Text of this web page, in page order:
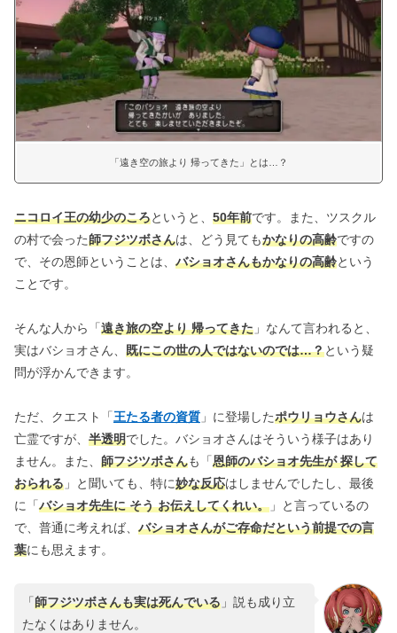
「遠き空の旅より 帰ってきた」とは…？
ニコロイ王の幼少のころというと、 50年前です。また、ツスクル
の村で会った師フジツボさんは、どう見てもかなりの高齢ですの
で、その恩師ということは、 バショオさんもかなりの高齢という
ことです。
そんな人から「遠き旅の空より 帰ってきた 」なんて言われると、
実はバショオさん、 既にこの世の人ではないのでは…？という疑
問が浮かんできます。
ただ、クエスト「王たる者の資質 」に登場したポウリョウさんは
亡霊ですが、 半透明でした。バショオさんはそういう様子はあり
ません。また、 師フジツボさんも「恩師のバショオ先生が 探して
おられる 」と聞いても、特に妙な反応はしませんでしたし、最後
に「バショオ先生に そう お伝えしてくれい。 」と言っているの
で、普通に考えれば、 バショオさんがご存命だという前提での言
葉にも思えます。
「師フジツボさんも実は死んでいる 」説も成り立
たなくはありません。